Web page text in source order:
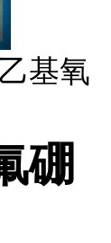
基氧
硼